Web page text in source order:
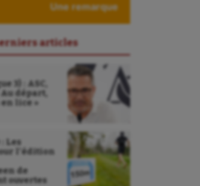
Une remarque
articles
3) : ASC,
départ,
en lice »
: Les
l’édition
de
ouvertes